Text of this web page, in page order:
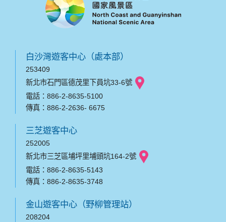
白沙灣遊客中心（處本部）
253409
新北市石門區德茂里下員坑33-6號
電話：886-2-8635-5100
傳真：886-2-2636- 6675
三芝遊客中心
252005
新北市三芝區埔坪里埔頭坑164-2號
電話：886-2-8635-5143
傳真：886-2-8635-3748
金山遊客中心（野柳管理站）
208204